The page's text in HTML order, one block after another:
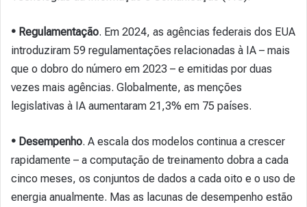
• Regulamentação. Em 2024, as agências federais dos EUA
introduziram 59 regulamentações relacionadas à IA – mais
que o dobro do número em 2023 – e emitidas por duas
vezes mais agências. Globalmente, as menções
legislativas à IA aumentaram 21,3% em 75 países.
• Desempenho. A escala dos modelos continua a crescer
rapidamente – a computação de treinamento dobra a cada
cinco meses, os conjuntos de dados a cada oito e o uso de
energia anualmente. Mas as lacunas de desempenho estão